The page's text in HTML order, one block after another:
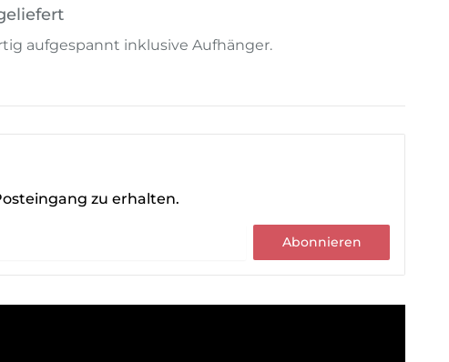
aufgespannt inklusive Aufhänger.
zu erhalten.
Abonnieren